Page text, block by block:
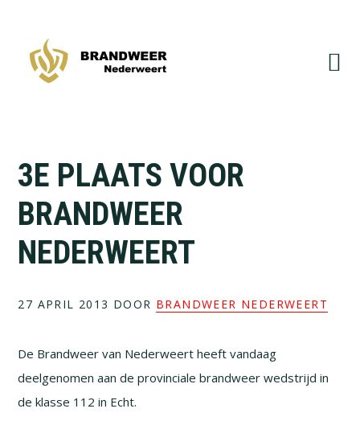
hoofdnavigatie
hoofd
3E PLAATS VOOR
BRANDWEER
NEDERWEERT
27 APRIL 2013 DOOR BRANDWEER NEDERWEERT
De Brandweer van Nederweert heeft vandaag
deelgenomen aan de provinciale brandweer wedstrijd in
de klasse 112 in Echt.